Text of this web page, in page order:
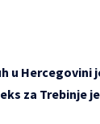
u Hercegovini
za Trebinje